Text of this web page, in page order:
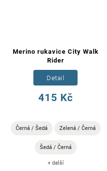
Merino rukavice City Walk
Rider
415 Kč
Detail
Černá / Šedá Zelená / Černá
Šedá / Černá
+ další